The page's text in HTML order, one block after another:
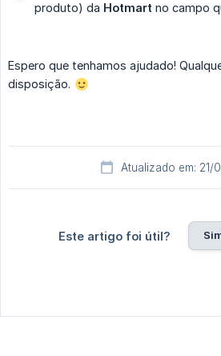
produto) da Hotmart no campo
Espero que tenhamos ajudado!
disposição.
Atualizado em: 21/
Este artigo foi útil?